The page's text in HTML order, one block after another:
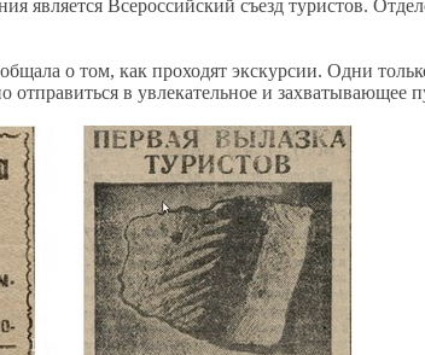
является Всероссийский съезд туристов.
о том, как проходят экскурсии. Одни
в увлекательное и захватывающее